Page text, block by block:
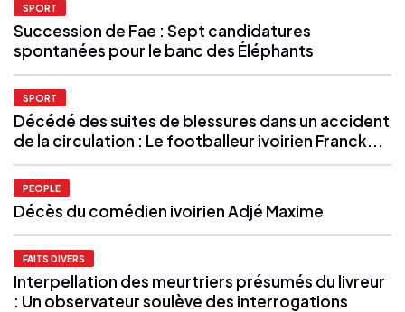
SPORT
Succession de Fae : Sept candidatures
spontanées pour le banc des Éléphants
SPORT
Décédé des suites de blessures dans un accident
de la circulation : Le footballeur ivoirien Franck...
PEOPLE
Décès du comédien ivoirien Adjé Maxime
FAITS DIVERS
Interpellation des meurtriers présumés du livreur
: Un observateur soulève des interrogations